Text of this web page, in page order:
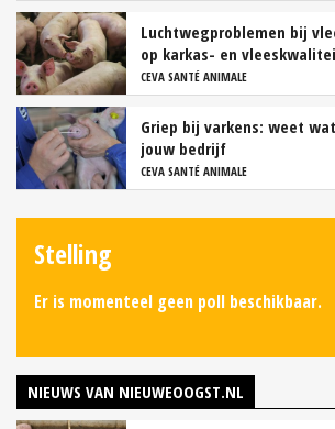
Luchtwegproblemen bij
op karkas- en
CEVA SANTÉ ANIMALE
Griep bij varkens: weet
jouw bedrijf
CEVA SANTÉ ANIMALE
Stelling
Er is momenteel geen poll beschikbaar.
NIEUWS VAN NIEUWEOOGST.NL